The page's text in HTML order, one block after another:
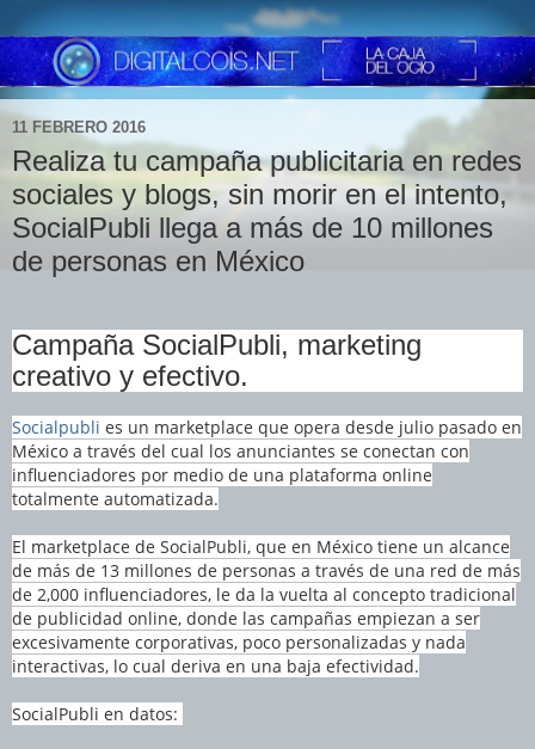
11 FEBRERO 2016
Realiza tu campaña publicitaria en redes
sociales y blogs, sin morir en el intento,
SocialPubli llega a más de 10 millones
de personas en México
Campaña SocialPubli, marketing
creativo y efectivo.
Socialpubli es un marketplace que opera desde julio pasado en
México a través del cual los anunciantes se conectan con
influenciadores por medio de una plataforma online
totalmente automatizada.
El marketplace de SocialPubli, que en México tiene un alcance
de más de 13 millones de personas a través de una red de más
de 2,000 influenciadores, le da la vuelta al concepto tradicional
de publicidad online, donde las campañas empiezan a ser
excesivamente corporativas, poco personalizadas y nada
interactivas, lo cual deriva en una baja efectividad.
SocialPubli en datos: